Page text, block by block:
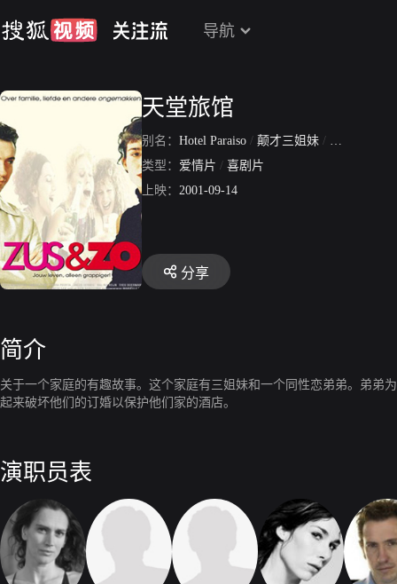
导航
天堂旅馆
别名： Hotel Paraiso / 颠才三姐妹 / 祖斯与佐
类型： 爱情片 / 喜剧片
上映： 2001-09-14
分享
简介
关于一个家庭的有趣故事。这个家庭有三姐妹和一个同性恋弟弟。弟弟
起来破坏他们的订婚以保护他们家的酒店。
演职员表